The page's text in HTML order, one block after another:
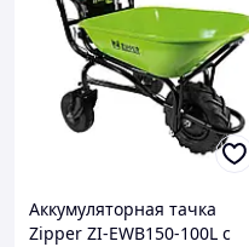
Аккумуляторная тачка
Zipper ZI-EWB150-100L с